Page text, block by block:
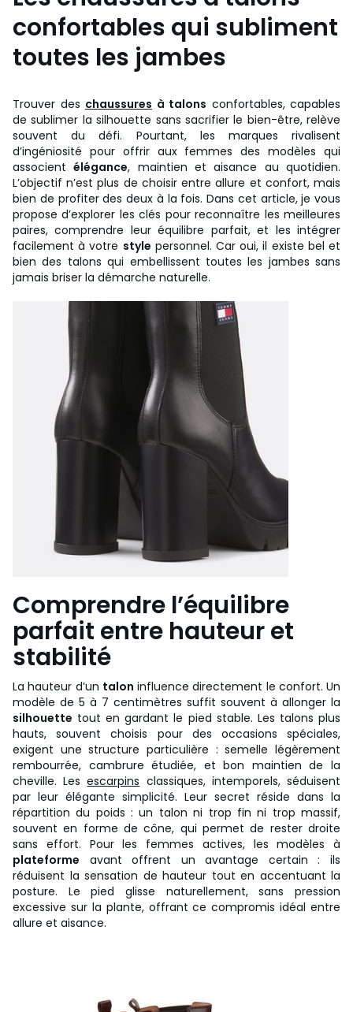
confortables qui subliment
toutes les jambes
Trouver des chaussures à talons confortables, capables
de sublimer la silhouette sans sacrifier le bien-être, relève
souvent du défi. Pourtant, les marques rivalisent
d’ingéniosité pour offrir aux femmes des modèles qui
associentélégance, maintien et aisance au quotidien.
L’objectif n’est plus de choisir entre allure et confort, mais
bien de profiter des deux à la fois. Dans cet article, je vous
propose d’explorer les clés pour reconnaître les meilleures
paires, comprendre leur équilibre parfait, et les intégrer
facilement à votre style personnel. Car oui, il existe bel et
bien des talons qui embellissent toutes les jambes sans
jamais briser la démarche naturelle.
Comprendre l’équilibre
parfait entre hauteur et
stabilité
La hauteur d’un talon influence directement le confort. Un
modèle de 5 à 7 centimètres suffit souvent à allonger la
silhouette tout en gardant le pied stable. Les talons plus
hauts, souvent choisis pour des occasions spéciales,
exigent une structure particulière : semelle légèrement
rembourrée, cambrure étudiée, et bon maintien de la
cheville. Lesescarpins classiques, intemporels, séduisent
par leur élégante simplicité. Leur secret réside dans la
répartition du poids : un talon ni trop fin ni trop massif,
souvent en forme de cône, qui permet de rester droite
sans effort. Pour les femmes actives, les modèles à
plateforme avant offrent un avantage certain : ils
réduisent la sensation de hauteur tout en accentuant la
posture. Le pied glisse naturellement, sans pression
excessive sur la plante, offrant ce compromis idéal entre
allure et aisance.